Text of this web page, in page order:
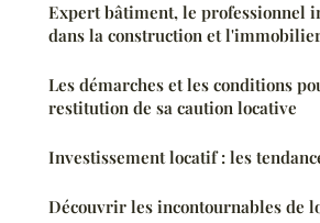
Expert bâtiment, le professionnel
dans la construction et
Les démarches et les conditions
restitution de sa caution locative
Investissement locatif : les
Découvrir les incontournables de